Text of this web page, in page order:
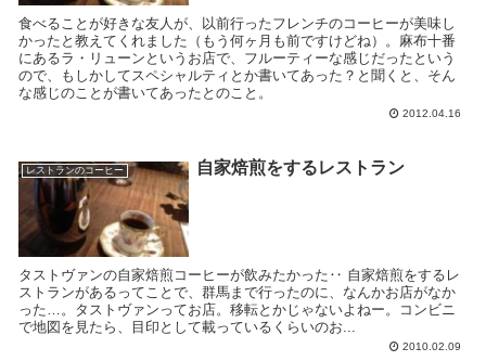
食べることが好きな友人が、以前行ったフレンチのコーヒーが美味し
かったと教えてくれました（もう何ヶ月も前ですけどね）。麻布十番
にあるラ・リューンというお店で、フルーティーな感じだったという
ので、もしかしてスペシャルティとか書いてあった？と聞くと、そん
な感じのことが書いてあったとのこと。
2012.04.16
レストランのコーヒー 自家焙煎をするレストラン
タストヴァンの自家焙煎コーヒーが飲みたかった‥ 自家焙煎をするレ
ストランがあるってことで、群馬まで行ったのに、なんかお店がなか
った…。タストヴァンってお店。移転とかじゃないよねー。コンビニ
で地図を見たら、目印として載っているくらいのお...
2010.02.09